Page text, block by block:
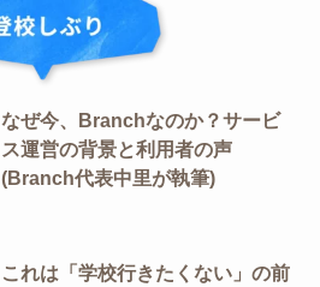
なぜ今、Branchなのか？サービ
ス運営の背景と利用者の声
(Branch代表中里が執筆)
これは「学校行きたくない」の前